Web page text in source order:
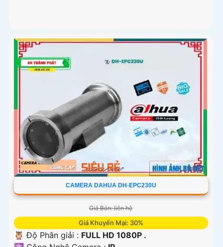
CAMERA DAHUA DH-EPC230U
Giá Bán: liên hệ
Giá Khuyến Mại: 30%
🦉 Độ Phân giải : FULL HD 1080P .